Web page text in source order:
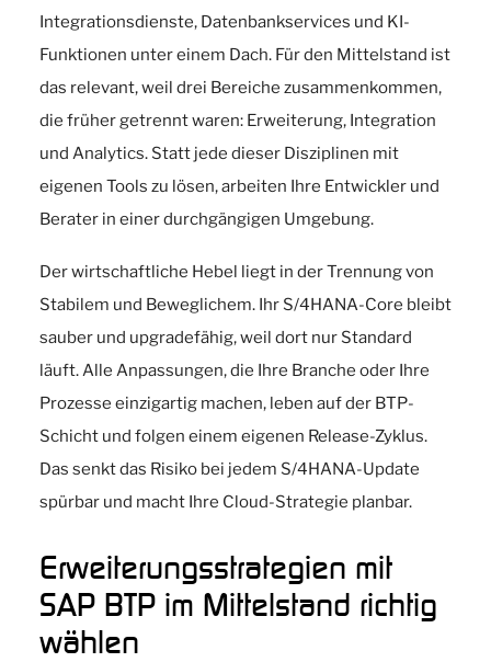
Integrationsdienste, Datenbankservices und KI-
Funktionen unter einem Dach. Für den Mittelstand ist
das relevant, weil drei Bereiche zusammenkommen,
die früher getrennt waren: Erweiterung, Integration
und Analytics. Statt jede dieser Disziplinen mit
eigenen Tools zu lösen, arbeiten Ihre Entwickler und
Berater in einer durchgängigen Umgebung.
Der wirtschaftliche Hebel liegt in der Trennung von
Stabilem und Beweglichem. Ihr S/4HANA-Core bleibt
sauber und upgradefähig, weil dort nur Standard
läuft. Alle Anpassungen, die Ihre Branche oder Ihre
Prozesse einzigartig machen, leben auf der BTP-
Schicht und folgen einem eigenen Release-Zyklus.
Das senkt das Risiko bei jedem S/4HANA-Update
spürbar und macht Ihre Cloud-Strategie planbar.
Erweiterungsstrategien mit
SAP BTP im Mittelstand richtig
wählen